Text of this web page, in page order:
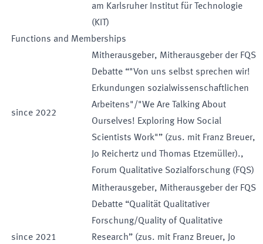
am Karlsruher Institut für Technologie
(KIT)
Functions and Memberships
since 2022
Mitherausgeber, Mitherausgeber der FQS
Debatte “"Von uns selbst sprechen wir!
Erkundungen sozialwissenschaftlichen
Arbeitens"/"We Are Talking About
Ourselves! Exploring How Social
Scientists Work"” (zus. mit Franz Breuer,
Jo Reichertz und Thomas Etzemüller).,
Forum Qualitative Sozialforschung (FQS)
since 2021
Mitherausgeber, Mitherausgeber der FQS
Debatte “Qualität Qualitativer
Forschung/Quality of Qualitative
Research” (zus. mit Franz Breuer, Jo